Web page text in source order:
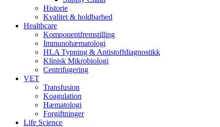
Historie
Kvalitet & holdbarhed
Healthcare
Komponentfremstilling
Immunohæmatologi
HLA Typning & Antistoffdiagnostikk
Klinisk Mikrobiologi
Centrifugering
VET
Transfusion
Koagulation
Hæmatologi
Forgiftninger
Life Science